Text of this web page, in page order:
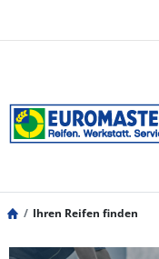
Ihren Reifen finden